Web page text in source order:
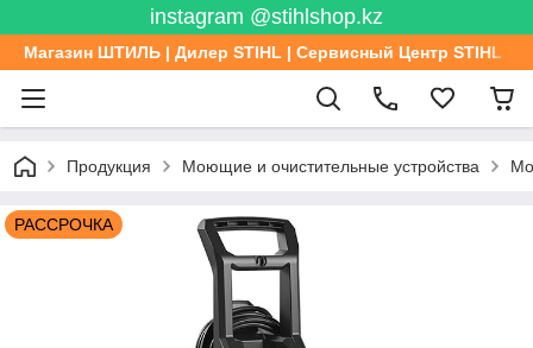
instagram @stihlshop.kz
Магазин ШТИЛЬ | Дилер STIHL | Сервисный Центр STIHL
Продукция Моющие и очистительные устройства
РАССРОЧКА